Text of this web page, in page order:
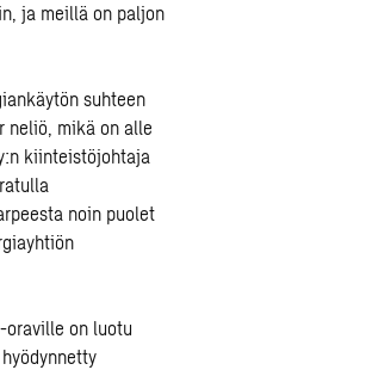
ja meillä on paljon
suhteen
neliö, mikä on alle
kiinteistöjohtaja
noin puolet
oraville on luotu